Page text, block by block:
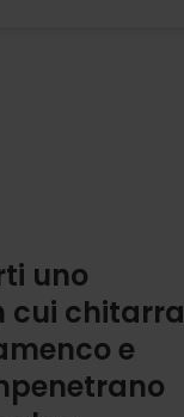
uno
cui chitarra
e